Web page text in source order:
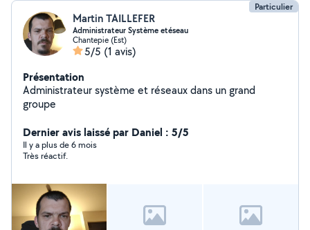
Particulier
Martin TAILLEFER
Administrateur Système etéseau
Chantepie (Est)
5/5 (1 avis)
Présentation
Administrateur système et réseaux dans un grand
groupe
Dernier avis laissé par Daniel : 5/5
Il y a plus de 6 mois
Très réactif.